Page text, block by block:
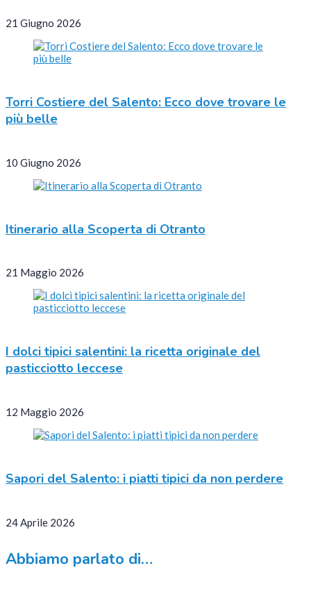
21 Giugno 2026
Torri Costiere del Salento: Ecco dove trovare le
più belle
10 Giugno 2026
Itinerario alla Scoperta di Otranto
21 Maggio 2026
I dolci tipici salentini: la ricetta originale del
pasticciotto leccese
12 Maggio 2026
Sapori del Salento: i piatti tipici da non perdere
24 Aprile 2026
Abbiamo parlato di…